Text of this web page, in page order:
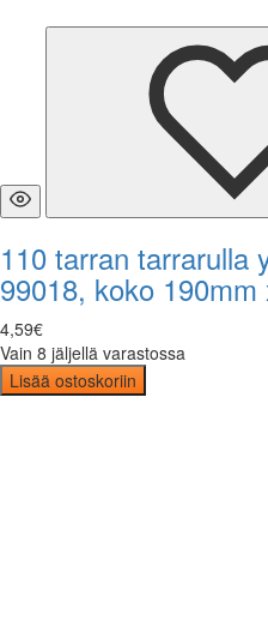
110 tarran tarrarulla
99018, koko 190mm
4,59€
Vain 8 jäljellä varastossa
Lisää ostoskoriin